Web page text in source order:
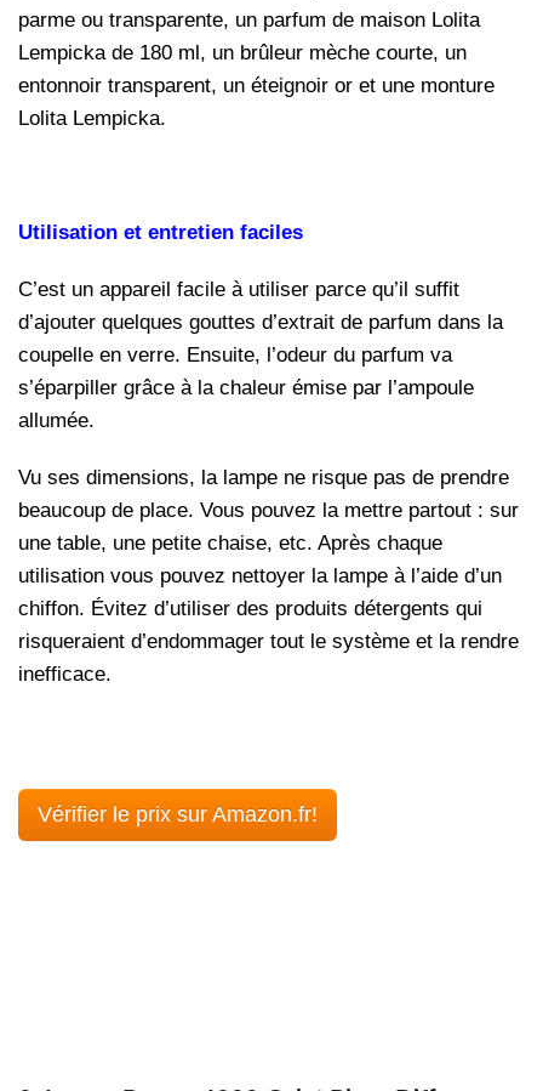
parme ou transparente, un parfum de maison Lolita
Lempicka de 180 ml, un brûleur mèche courte, un
entonnoir transparent, un éteignoir or et une monture
Lolita Lempicka.
Utilisation et entretien faciles
C’est un appareil facile à utiliser parce qu’il suffit
d’ajouter quelques gouttes d’extrait de parfum dans la
coupelle en verre. Ensuite, l’odeur du parfum va
s’éparpiller grâce à la chaleur émise par l’ampoule
allumée.
Vu ses dimensions, la lampe ne risque pas de prendre
beaucoup de place. Vous pouvez la mettre partout : sur
une table, une petite chaise, etc. Après chaque
utilisation vous pouvez nettoyer la lampe à l’aide d’un
chiffon. Évitez d’utiliser des produits détergents qui
risqueraient d’endommager tout le système et la rendre
inefficace.
Vérifier le prix sur Amazon.fr!